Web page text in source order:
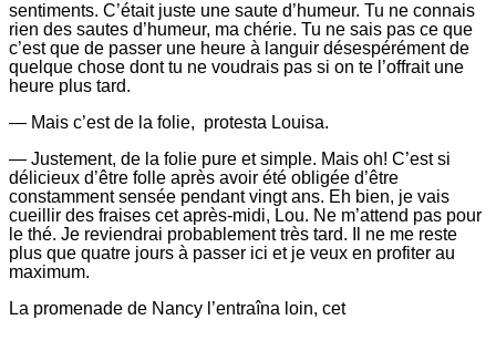
sentiments. C’était juste une saute d’humeur. Tu ne connais
rien des sautes d’humeur, ma chérie. Tu ne sais pas ce que
c’est que de passer une heure à languir désespérément de
quelque chose dont tu ne voudrais pas si on te l’offrait une
heure plus tard.
— Mais c’est de la folie, protesta Louisa.
— Justement, de la folie pure et simple. Mais oh! C’est si
délicieux d’être folle après avoir été obligée d’être
constamment sensée pendant vingt ans. Eh bien, je vais
cueillir des fraises cet après-midi, Lou. Ne m’attend pas pour
le thé. Je reviendrai probablement très tard. Il ne me reste
plus que quatre jours à passer ici et je veux en profiter au
maximum.
La promenade de Nancy l’entraîna loin, cet